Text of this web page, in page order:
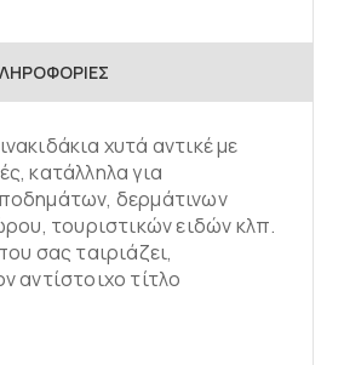
χυτά αντικέ με
κατάλληλα για
δερμάτινων
τουριστικών ειδών κλπ.
σας ταιριάζει,
αντίστοιχο τίτλο